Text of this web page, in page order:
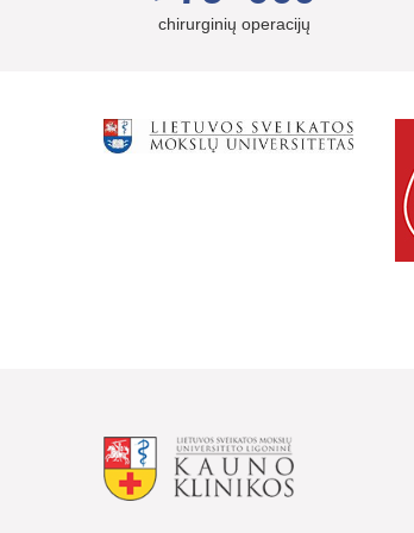
chirurginių operacijų